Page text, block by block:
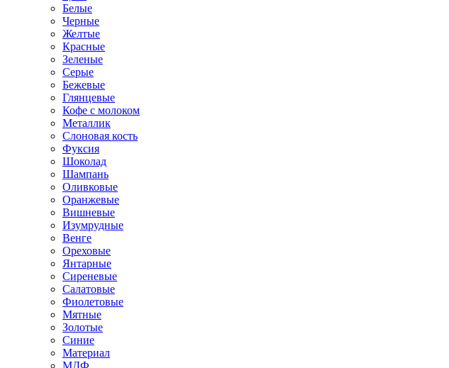
Белые
Черные
Желтые
Красные
Зеленые
Серые
Бежевые
Глянцевые
Кофе с молоком
Металлик
Слоновая кость
Фуксия
Шоколад
Шампань
Оливковые
Оранжевые
Вишневые
Изумрудные
Венге
Ореховые
Янтарные
Сиреневые
Салатовые
Фиолетовые
Мятные
Золотые
Синие
Материал
МДФ